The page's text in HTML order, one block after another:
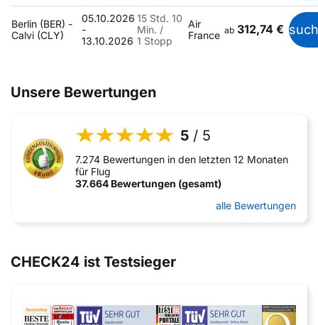
Berlin (BER) -
Calvi (CLY)
05.10.2026
-
13.10.2026
15 Std. 10
Min. /
1 Stopp
Air
France ab 312,74 €
Unsere Bewertungen
5 / 5
7.274 Bewertungen in den letzten 12 Monaten
für Flug
37.664 Bewertungen (gesamt)
alle Bewertungen
CHECK24 ist Testsieger